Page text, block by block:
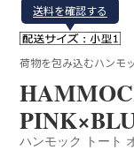
送料を確認する
荷物を包み込むハンモ
ハンモック トート